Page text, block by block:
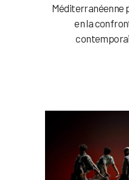
Méditerranéenne
en la